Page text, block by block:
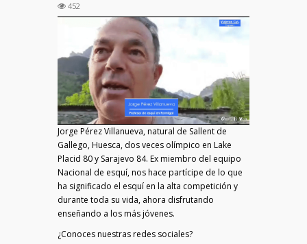
CyL
mayo-
2020)
hoy
con
Pérez
Villanueva,
olímpico
en
452
Jorge Pérez Villanueva, natural de Sallent de
Gallego, Huesca, dos veces olímpico en Lake
Placid 80 y Sarajevo 84. Ex miembro del equipo
Nacional de esquí, nos hace partícipe de lo que
ha significado el esquí en la alta competición y
durante toda su vida, ahora disfrutando
enseñando a los más jóvenes.
¿Conoces nuestras redes sociales?